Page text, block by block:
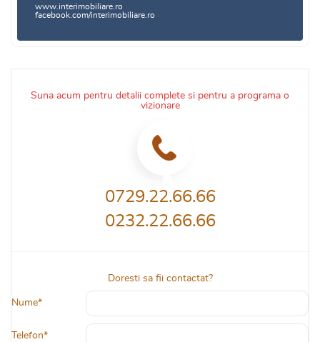
Suna acum pentru detalii complete si pentru a programa o
vizionare
0729.22.66.66
0232.22.66.66
Doresti sa fii contactat?
Nume*
Telefon*
www.interimobiliare.ro
facebook.com/interimobiliare.ro